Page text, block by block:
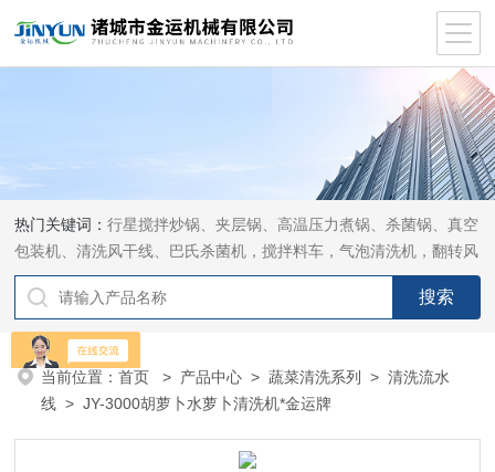
热门关键词：行星搅拌炒锅、夹层锅、高温压力煮锅、杀菌锅、真空
包装机、清洗风干线、巴氏杀菌机，搅拌料车，气泡清洗机，翻转风
干机
当前位置：首页 > 产品中心 >蔬菜清洗系列 >清洗流水
线 > JY-3000胡萝卜水萝卜清洗机*金运牌